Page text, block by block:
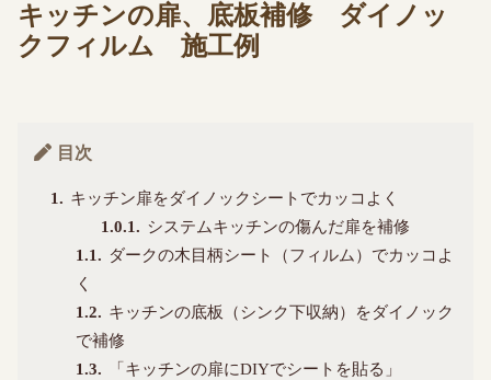
キッチンの扉、底板補修 ダイノッ
クフィルム 施工例
目次
1
キッチン扉をダイノックシートでカッコよく
1.0.1
システムキッチンの傷んだ扉を補修
1.1
ダークの木目柄シート（フィルム）でカッコよ
く
1.2
キッチンの底板（シンク下収納）をダイノック
で補修
1.3
「キッチンの扉にDIYでシートを貼る」